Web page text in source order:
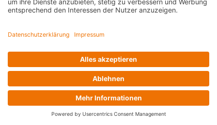
Alle anzeigen
Außenstationen
Klingeltaster und Gongs
Sprechanlagen-Sets
Zubehör Türkommunikation
Videoüberwachung
Zubehör Videoüberwachung
Alle anzeigen